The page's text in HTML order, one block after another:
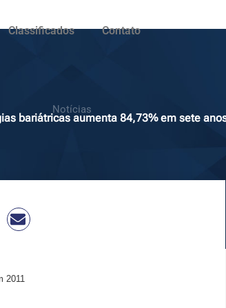
Classificados Contato
Notícias
bariátricas aumenta 84,73% em sete
2011